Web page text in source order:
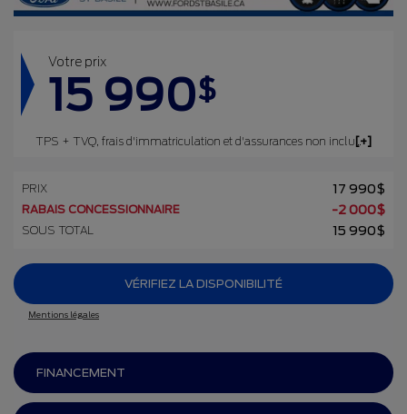
Votre prix
15 990$
TPS + TVQ, frais d'immatriculation et d'assurances non inclus.
PRIX 17 990$
RABAIS CONCESSIONNAIRE -2 000$
SOUS TOTAL 15 990$
VÉRIFIEZ LA DISPONIBILITÉ
Mentions légales
FINANCEMENT